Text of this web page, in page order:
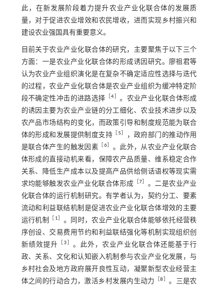
此，在新发展阶段着力提升农业产业化联合体的发展质
量，对于促进农业增效和农民增收，进而实现乡村振兴和
建设农业强国具有重要意义。
目前关于农业产业化联合体的研究，主要聚焦于以下三个
方面：一是农业产业化联合体的形成诱因研究。廖祖君等
认为农业产业组织演化是在复杂不确定适应性选择与迭代
的过程，农业产业化联合体是农业产业组织为缓冲特定阶
段不确定性冲击的进路选择 ［4
。农业产业化联合体形成
的诱因主要为农业产业链的分工细化、农业技术进步以及
农产品市场结构的变化，而政策引导和制度规范能为联合
体的形成和发展提供制度支持
5
，政府部门的推动作用
是联合体产生的触发因素
6］ 。此外，从农业产业化联合
体形成的直接动机来看，保障农产品质量、维系稳定合作
关系、降低生产成本以及提高产品供给侧话语权等现实需
求均能够触发农业产业化联合体形成
7］ 。二是农业产业
化联合体的运行机制研究。有学者认为，契约分工、要素
流动和利益联结机制是促进农业产业化联合体增效的主要
运行机制
1
。同时，农业产业化联合体能够依托经营秩
序创设、交易费用节约和利益联结强化等机制实现组织创
新绩效提升
3
。此外，农业产业化联合体还能基于行
政、关系、文化和认知嵌入机制参与农业产业化发展，与
乡村社会及地方政府展开良性互动，凝聚新型农业经营主
体之间的行动合力，激活乡村发展内生动力
［8
。三是农